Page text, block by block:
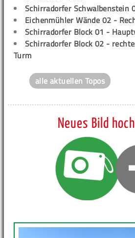
Schirradorfer Schwalbenstein
Eichenmühler Wände 02 -
Schirradorfer Block 01 -
Schirradorfer Block 02 -
Turm
alle aktuellen Topos
Neues Bild